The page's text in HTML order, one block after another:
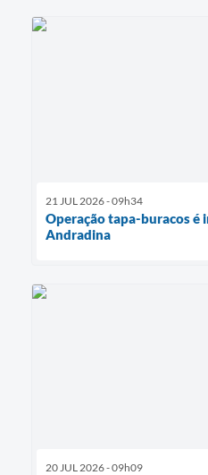
21 JUL 2026 - 09h34
Operação tapa-buracos é
Andradina
20 JUL 2026 - 09h09